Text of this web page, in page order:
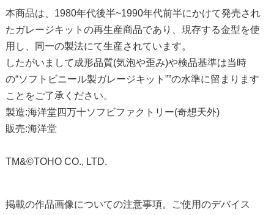
本商品は、1980年代後半~1990年代前半にかけて発売され
たガレージキットの再生産商品であり、現存する金型を使
用し、同一の製法にて生産されています。
したがいまして成形品質(気泡や歪み)や検品基準は当時
の“ソフトビニール製ガレージキット””の水準に留まります
ことをご了承ください。
製造:海洋堂四万十ソフビファクトリー(奇想天外)
販売:海洋堂
TM&©TOHO CO., LTD.
掲載の作品画像についての注意事項。ご使用のデバイス